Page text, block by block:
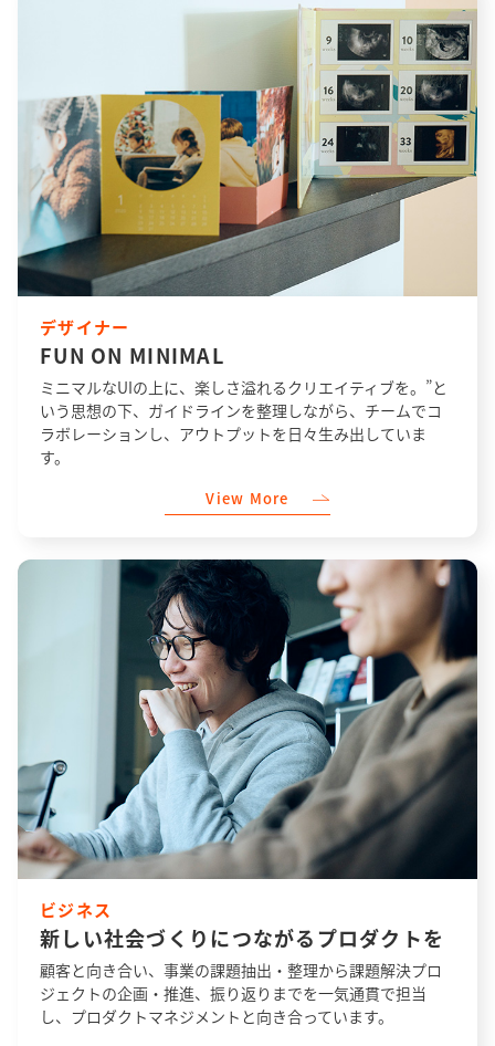
デザイナー
FUN ON MINIMAL
ミニマルなUIの上に、楽しさ溢れるクリエイティブを。”と
いう思想の下、ガイドラインを整理しながら、チームでコ
ラボレーションし、アウトプットを日々生み出していま
す。
View More
ビジネス
新しい社会づくりにつながるプロダクトを
顧客と向き合い、事業の課題抽出・整理から課題解決プロ
ジェクトの企画・推進、振り返りまでを一気通貫で担当
し、プロダクトマネジメントと向き合っています。